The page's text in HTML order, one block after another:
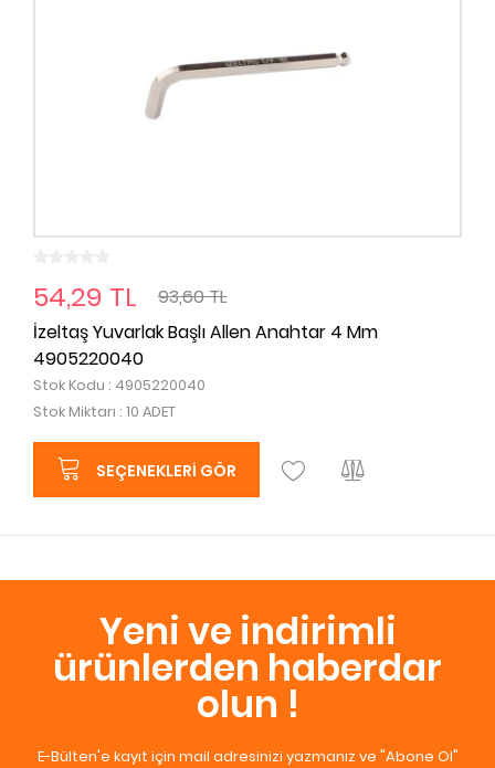
54,29 TL
93,60 TL
İzeltaş Yuvarlak Başlı Allen Anahtar 4 Mm
4905220040
Stok Kodu : 4905220040
Stok Miktarı : 10 ADET
SEÇENEKLERI GÖR
Yeni ve indirimli
ürünlerden haberdar
olun !
E-Bülten'e kayıt için mail adresinizi yazmanız ve "Abone Ol"